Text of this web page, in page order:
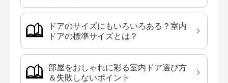
ドアのサイズにもいろいろある？室内
ドアの標準サイズとは？
部屋をおしゃれに彩る室内ドア選び方
＆失敗しないポイント